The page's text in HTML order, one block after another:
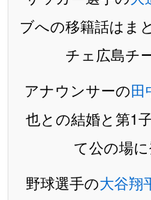
ブへの移籍話はま
チェ広島チ
アナウンサーの田
也との結婚と第1
て公の場
野球選手の大谷翔